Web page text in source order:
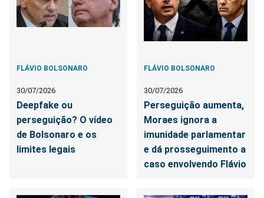
FLÁVIO BOLSONARO
30/07/2026
Deepfake ou
perseguição? O vídeo
de Bolsonaro e os
limites legais
FLÁVIO BOLSONARO
30/07/2026
Perseguição aumenta,
Moraes ignora a
imunidade parlamentar
e dá prosseguimento a
caso envolvendo Flávio